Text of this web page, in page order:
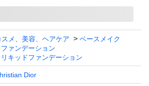
スメ、美容、ヘアケア
ベースメイク
ファンデーション
リキッドファンデーション
Dior